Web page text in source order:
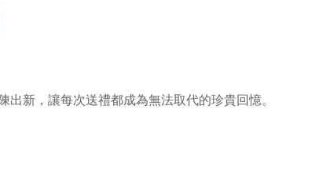
新，讓每次送禮都成為無法取代的珍貴回憶。